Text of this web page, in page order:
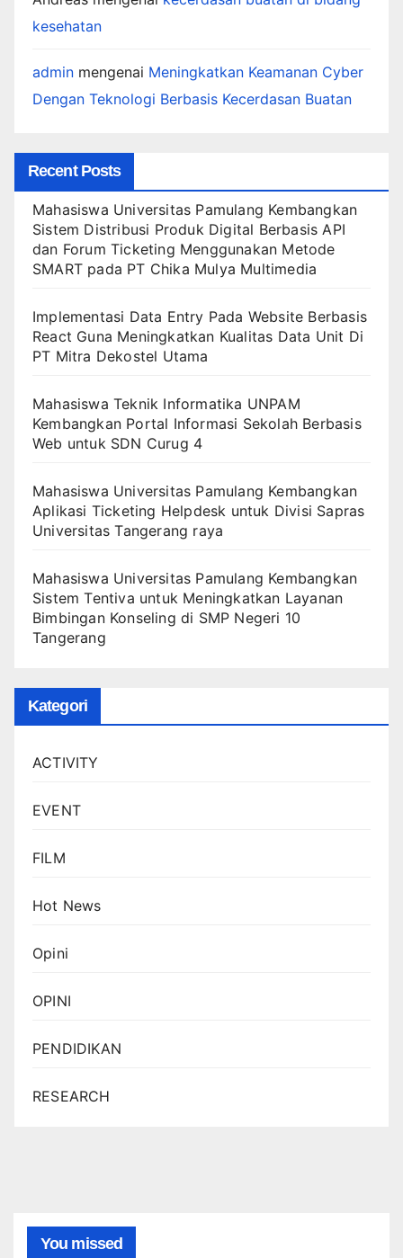
kesehatan
admin mengenai Meningkatkan Keamanan Cyber
Dengan Teknologi Berbasis Kecerdasan Buatan
Recent Posts
Mahasiswa Universitas Pamulang Kembangkan
Sistem Distribusi Produk Digital Berbasis API
dan Forum Ticketing Menggunakan Metode
SMART pada PT Chika Mulya Multimedia
Implementasi Data Entry Pada Website Berbasis
React Guna Meningkatkan Kualitas Data Unit Di
PT Mitra Dekostel Utama
Mahasiswa Teknik Informatika UNPAM
Kembangkan Portal Informasi Sekolah Berbasis
Web untuk SDN Curug 4
Mahasiswa Universitas Pamulang Kembangkan
Aplikasi Ticketing Helpdesk untuk Divisi Sapras
Universitas Tangerang raya
Mahasiswa Universitas Pamulang Kembangkan
Sistem Tentiva untuk Meningkatkan Layanan
Bimbingan Konseling di SMP Negeri 10
Tangerang
Kategori
ACTIVITY
EVENT
FILM
Hot News
Opini
OPINI
PENDIDIKAN
RESEARCH
You missed